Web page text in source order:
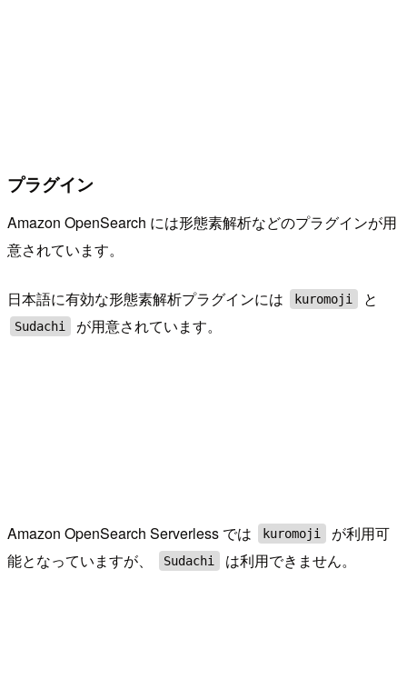
プラグイン
Amazon OpenSearch には形態素解析などのプラグインが用
意されています。
日本語に有効な形態素解析プラグインには kuromoji と
Sudachi が用意されています。
Amazon OpenSearch Serverless では kuromoji
が利用可
能となっていますが、
Sudachi は利用できません。